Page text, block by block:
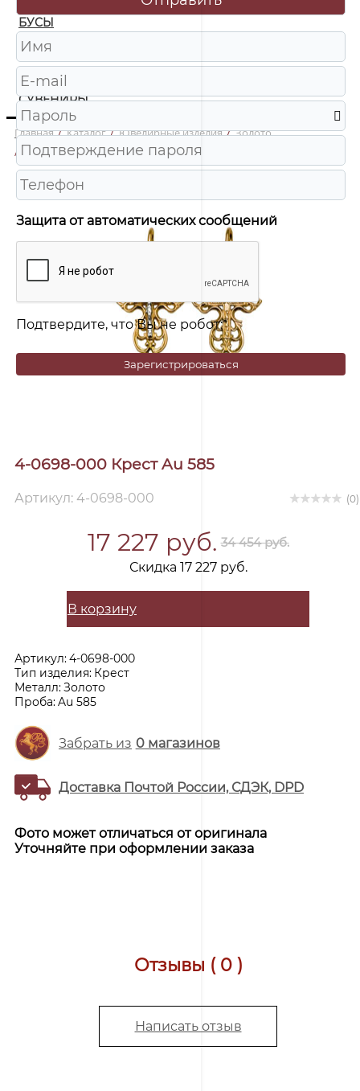
БУСЫ
ЧАСЫ
ШКАТУЛКИ
СУВЕНИРЫ
Главная / Каталог / Ювелирные изделия / Золото
/
4-0698-000 Крест Au 585
4-0698-000 Крест Au 585
Артикул: 4-0698-000 (0)
17 227 руб. 34 454 руб.
Скидка 17 227 руб.
В корзину
Артикул:4-0698-000
Тип изделия: Крест
Металл:Золото
Проба:Au 585
Забрать из 0магазинов
Доставка Почтой России, СДЭК, DPD
Фото может отличаться от оригинала
Уточняйте при оформлении заказа
Отзывы ( 0 )
Написать отзыв
Защита от автоматических сообщений
Подтвердите, что Вы не робот:*
Зарегистрироваться